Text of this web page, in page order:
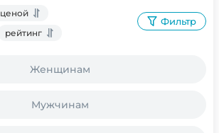
ценой
рейтинг
Фильтр
Женщинам
Мужчинам